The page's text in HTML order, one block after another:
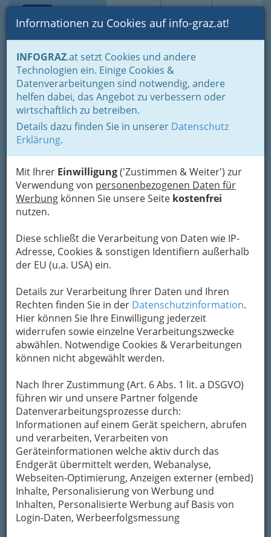
Suche Login Toggle
Informationen zu Cookies auf info-graz.at!
INFOGRAZ.at setzt Cookies und andere
Technologien ein. Einige Cookies &
Datenverarbeitungen sind notwendig, andere
helfen dabei, das Angebot zu verbessern oder
wirtschaftlich zu betreiben.
Details dazu finden Sie in unserer Datenschutz
Erklärung.
Mit Ihrer Einwilligung('Zustimmen & Weiter') zur
Verwendung von personenbezogenen Daten für
Werbung können Sie unsere Seite kostenfrei
nutzen.
Diese schließt die Verarbeitung von Daten wie IP-
Adresse, Cookies & sonstigen Identifiern außerhalb
der EU (u.a. USA) ein.
Details zur Verarbeitung Ihrer Daten und Ihren
Rechten finden Sie in der Datenschutzinformation.
Hier können Sie Ihre Einwilligung jederzeit
widerrufen sowie einzelne Verarbeitungszwecke
abwählen. Notwendige Cookies & Verarbeitungen
können nicht abgewählt werden.
Nach Ihrer Zustimmung (Art. 6 Abs. 1 lit. a DSGVO)
führen wir und unsere Partner folgende
Datenverarbeitungsprozesse durch:
Informationen auf einem Gerät speichern, abrufen
und verarbeiten, Verarbeiten von
Geräteinformationen welche aktiv durch das
Endgerät übermittelt werden, Webanalyse,
Webseiten-Optimierung, Anzeigen externer (embed)
Inhalte, Personalisierung von Werbung und
Inhalten, Personalisierte Werbung auf Basis von
Login-Daten, Werbeerfolgsmessung
Home Gastronomie
Beisln, Bars, Pubs & Wein
Studentenlokale
aroom e.U.
Schörgelgasse 34, 8010 Graz
+43 650 944 81 10
Karte
Adresse mit Google Maps anschauen
Kontaktaufnahme
Um die Info-Graz Firmenvor Spam-Mails zu
bewahren, verwenden wir an dieser Stelle zur
Übermittlung Ihrer Nachricht ein sicheres
Formular. Ihre Nachricht wird nach dem
Absenden umgehend per Mail an das
Unternehmen aroom e.U. weitergeleitet.
Meine Email Adresse
Mein Betreff
Meine Nachricht